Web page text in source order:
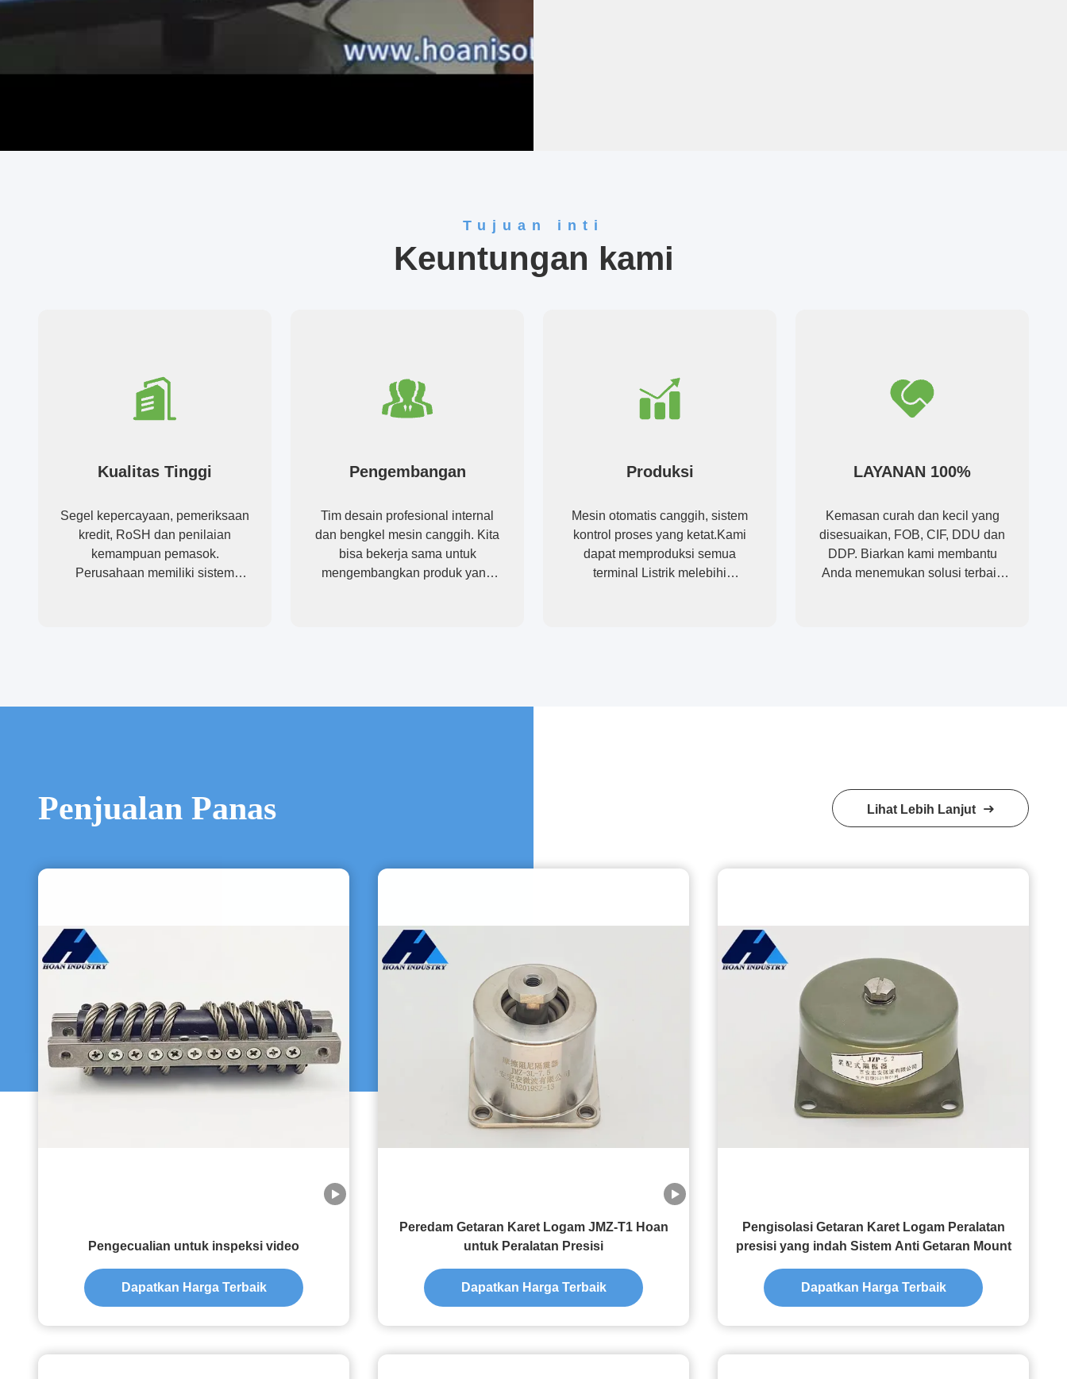
Tujuan inti
Keuntungan kami
Kualitas Tinggi
Segel kepercayaan, pemeriksaan
kredit, RoSH dan penilaian
kemampuan pemasok.
Perusahaan memiliki sistem
Pengembangan
Tim desain profesional internal
dan bengkel mesin canggih. Kita
bisa bekerja sama untuk
mengembangkan produk yang
Produksi
Mesin otomatis canggih, sistem
kontrol proses yang ketat.Kami
dapat memproduksi semua
terminal Listrik melebihi
LAYANAN 100%
Kemasan curah dan kecil yang
disesuaikan, FOB, CIF, DDU dan
DDP. Biarkan kami membantu
Anda menemukan solusi terbaik
Penjualan Panas Lihat Lebih Lanjut
Pengecualian untuk inspeksi video
Dapatkan Harga Terbaik
Peredam Getaran Karet Logam JMZ-T1 Hoan
untuk Peralatan Presisi
Dapatkan Harga Terbaik
Pengisolasi Getaran Karet Logam Peralatan
presisi yang indah Sistem Anti Getaran Mount
Dapatkan Harga Terbaik